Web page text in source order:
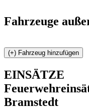
Fahrzeuge
EINSÄTZE
Bramstedt